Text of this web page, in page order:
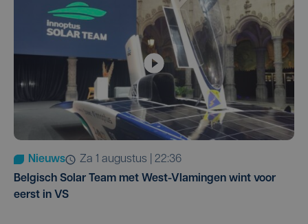
Nieuws
za 1 augustus | 22:36
Belgisch Solar Team met West-Vlamingen wint voor
eerst in VS